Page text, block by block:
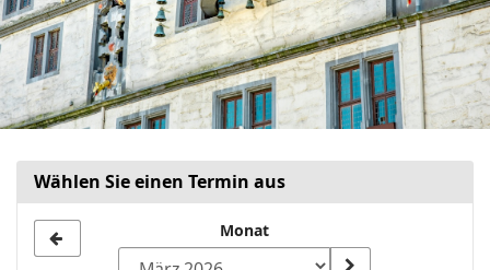
Wählen Sie einen Termin aus
Monat